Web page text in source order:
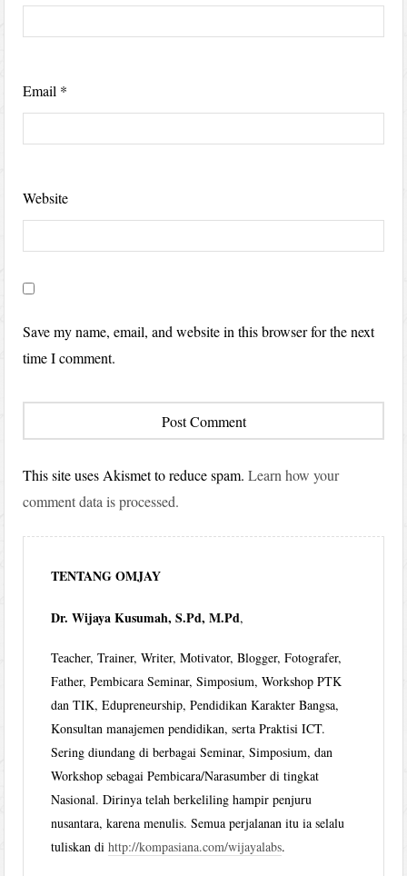
Email *
Website
Save my name, email, and website in this browser for the next
time I comment.
This site uses Akismet to reduce spam.Learn how your
comment data is processed.
TENTANG OMJAY
Dr. Wijaya Kusumah, S.Pd, M.Pd,
Teacher, Trainer, Writer, Motivator, Blogger, Fotografer,
Father, Pembicara Seminar, Simposium, Workshop PTK
dan TIK, Edupreneurship, Pendidikan Karakter Bangsa,
Konsultan manajemen pendidikan, serta Praktisi ICT.
Sering diundang di berbagai Seminar, Simposium, dan
Workshop sebagai Pembicara/Narasumber di tingkat
Nasional. Dirinya telah berkeliling hampir penjuru
nusantara, karena menulis. Semua perjalanan itu ia selalu
tuliskan dihttp://kompasiana.com/wijayalabs.